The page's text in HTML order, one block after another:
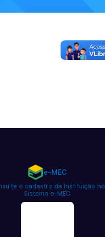
e-MEC
o cadastro da Instituição no
Sistema e-MEC